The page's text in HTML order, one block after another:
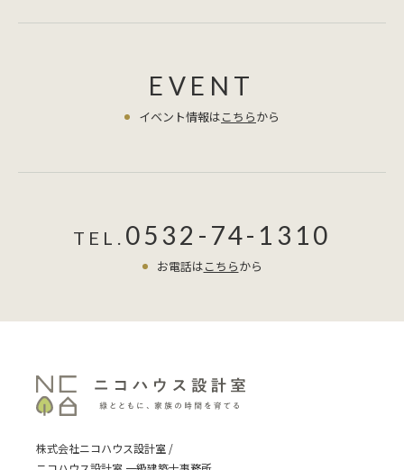
EVENT
イベント情報はこちらから
TEL. 0532-74-1310
お電話はこちらから
株式会社ニコハウス設計室 /